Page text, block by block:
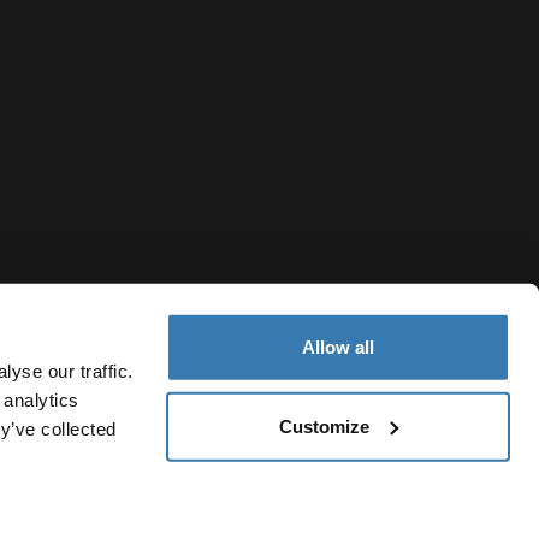
our traffic.
collected
Allow all
Customize
Politique de cookies Paramètres des cookies Current market/